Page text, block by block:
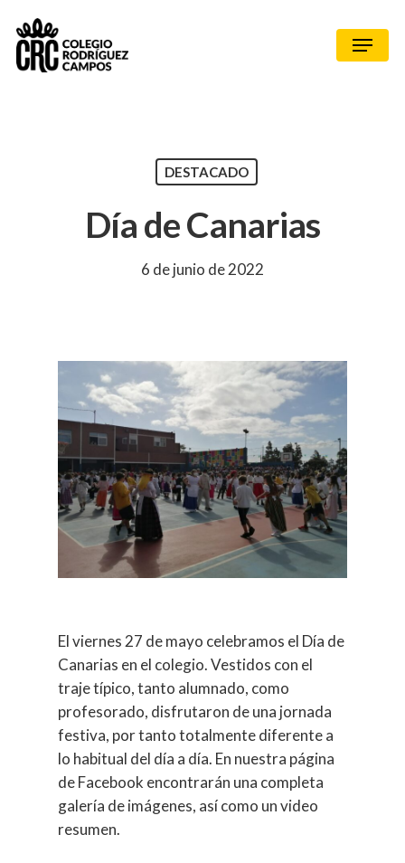
DESTACADO
Día de Canarias
6 de junio de 2022
El viernes 27 de mayo celebramos el Día de
Canarias en el colegio. Vestidos con el
traje típico, tanto alumnado, como
profesorado, disfrutaron de una jornada
festiva, por tanto totalmente diferente a
lo habitual del día a día. En nuestra página
de Facebook encontrarán una completa
galería de imágenes, así como un video
resumen.